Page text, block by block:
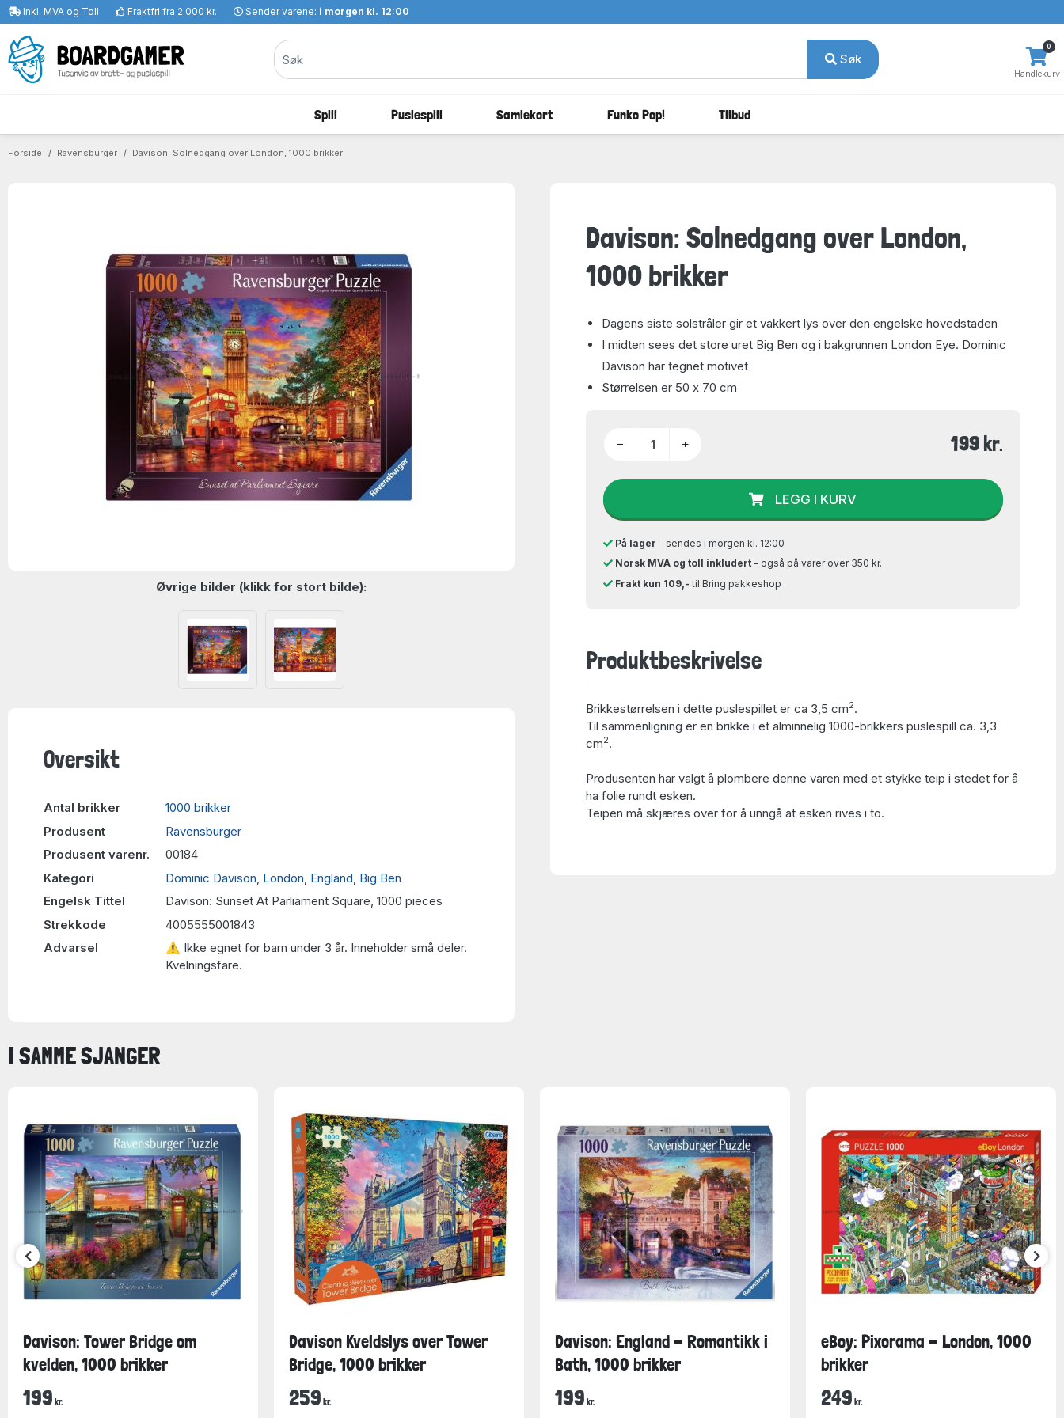
Inkl. MVA og Toll Fraktfri fra 2.000 kr. Sender varene: i morgen kl. 12:00
Søk
Handlekurv
0
Spill Puslespill Samlekort Funko Pop! Tilbud
Forside Ravensburger Davison: Solnedgang over London, 1000 brikker
Øvrige bilder (klikk for stort bilde):
Oversikt
Antal brikker
1000 brikker
Produsent
Ravensburger
Produsent varenr.
00184
Kategori
Dominic Davison London England Big Ben
Engelsk Tittel
Davison: Sunset At Parliament Square, 1000 pieces
Strekkode
4005555001843
Advarsel
⚠ Ikke egnet for barn under 3 år. Inneholder små deler.
Kvelningsfare.
Davison: Solnedgang over London,
1000 brikker
Dagens siste solstråler gir et vakkert lys over den engelske hovedstaden
I midten sees det store uret Big Ben og i bakgrunnen London Eye. Dominic
Davison har tegnet motivet
Størrelsen er 50 x 70 cm
− + 199 kr.
LEGG I KURV
På lager - sendes i morgen kl. 12:00
Norsk MVA og toll inkludert - også på varer over 350 kr.
Frakt kun 109,- til Bring pakkeshop
Produktbeskrivelse
Brikkestørrelsen i dette puslespillet er ca 3,5 cm2.
Til sammenligning er en brikke i et alminnelig 1000-brikkers puslespill ca. 3,3
cm2.
Produsenten har valgt å plombere denne varen med et stykke teip i stedet for å
ha folie rundt esken.
Teipen må skjæres over for å unngå at esken rives i to.
I SAMME SJANGER
Davison: Tower Bridge om
kvelden, 1000 brikker
199 kr.
Davison Kveldslys over Tower
Bridge, 1000 brikker
259 kr.
Davison: England - Romantikk i
Bath, 1000 brikker
199 kr.
eBoy: Pixorama - London, 1000
brikker
249 kr.